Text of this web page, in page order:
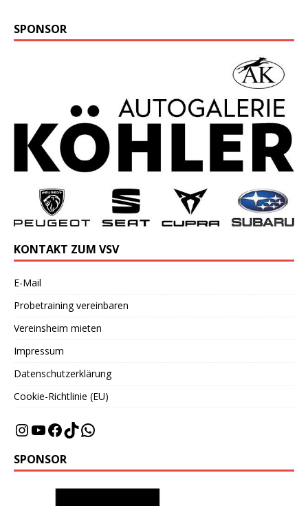
SPONSOR
KONTAKT ZUM VSV
E-Mail
Probetraining vereinbaren
Vereinsheim mieten
Impressum
Datenschutzerklärung
Cookie-Richtlinie (EU)
SPONSOR